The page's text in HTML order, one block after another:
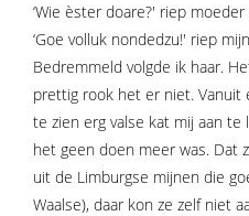
‘Wie èster doare?' riep moeder
‘Goe volluk nondedzu!' riep
Bedremmeld volgde ik haar.
prettig rook het er niet. Vanuit
te zien erg valse kat mij aan
het geen doen meer was. Dat
uit de Limburgse mijnen die
Waalse), daar kon ze zelf niet